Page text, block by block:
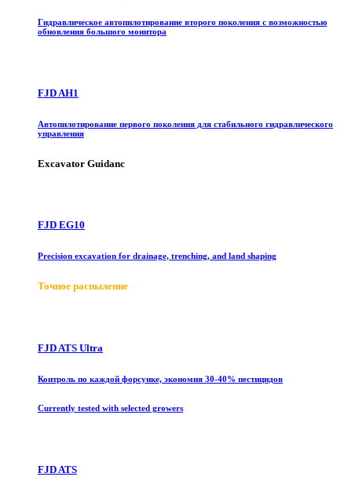
Гидравлическое автопилотирование второго поколения с возможностью
обновления большого монитора
FJD AH1
Автопилотирование первого поколения для стабильного гидравлического
управления
Excavator Guidanc
FJD EG10
Precision excavation for drainage, trenching, and land shaping
Точное распыление
FJD ATS Ultra
Контроль по каждой форсунке, экономия 30-40% пестицидов
Currently tested with selected growers
FJD ATS